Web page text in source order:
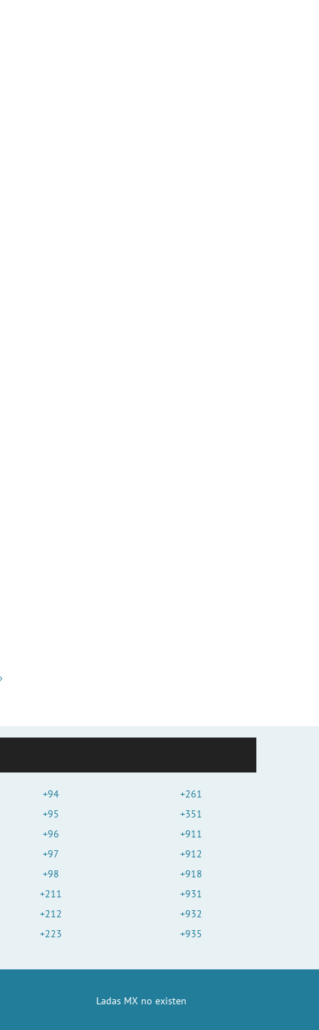
+94
+95
+96
+97
+98
+211
+212
+223
+261
+351
+911
+912
+918
+931
+932
+935
Ladas MX no existen